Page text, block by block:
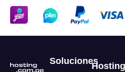
SolucionesHosting